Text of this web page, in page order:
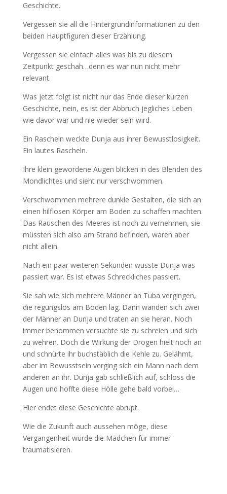
Geschichte.
Vergessen sie all die Hintergrundinformationen zu den
beiden Hauptfiguren dieser Erzählung.
Vergessen sie einfach alles was bis zu diesem
Zeitpunkt geschah…denn es war nun nicht mehr
relevant.
Was jetzt folgt ist nicht nur das Ende dieser kurzen
Geschichte, nein, es ist der Abbruch jegliches Leben
wie davor war und nie wieder sein wird.
Ein Rascheln weckte Dunja aus ihrer Bewusstlosigkeit.
Ein lautes Rascheln.
Ihre klein gewordene Augen blicken in des Blenden des
Mondlichtes und sieht nur verschwommen.
Verschwommen mehrere dunkle Gestalten, die sich an
einen hilflosen Körper am Boden zu schaffen machten.
Das Rauschen des Meeres ist noch zu vernehmen, sie
müssten sich also am Strand befinden, waren aber
nicht allein.
Nach ein paar weiteren Sekunden wusste Dunja was
passiert war. Es ist etwas Schreckliches passiert.
Sie sah wie sich mehrere Männer an Tuba vergingen,
die regungslos am Boden lag. Dann wanden sich zwei
der Männer an Dunja und traten an sie heran. Noch
immer benommen versuchte sie zu schreien und sich
zu wehren. Doch die Wirkung der Drogen hielt noch an
und schnürte ihr buchstäblich die Kehle zu. Gelähmt,
aber im Bewusstsein verging sich ein Mann nach dem
anderen an ihr. Dunja gab schließlich auf, schloss die
Augen und hoffte diese Hölle gehe bald vorbei…
Hier endet diese Geschichte abrupt.
Wie die Zukunft auch aussehen möge, diese
Vergangenheit würde die Mädchen für immer
traumatisieren.